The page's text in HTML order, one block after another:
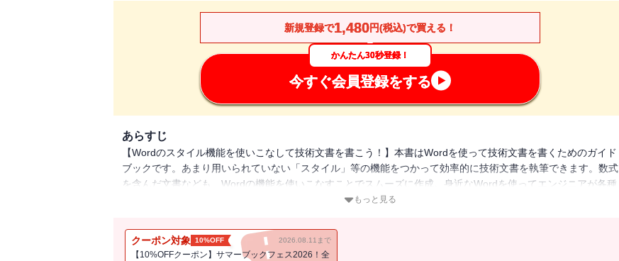
新規登録で1,480円(税込)で買える！
かんたん30秒登録！
今すぐ会員登録をする
あらすじ
【Wordのスタイル機能を使いこなして技術文書を書こう！】本書はWordを使って技術文書を書くためのガイド
ブックです。あまり用いられていない「スタイル」等の機能をつかって効率的に技術文書を執筆できます。数式
を含んだ文書なども、Wordの機能を使いこなすことでスムーズに作成。身近なWordを使ってエンジニアが各種
論文・技術文書を作成するために必携の１冊です。【目次】第1章 Wordの基本第2章 下準備第3章 文書デザイン
成第10章 ページ番号，ヘッダーおよびフッター第11章 チュートリアル：学会講演論文テンプレートの改善第12
章 Wordをさらに使いこなすために
もっと見る
クーポン対象 10%OFF 2026.08.11まで
【10%OFFクーポン】サマーブックフェス2026！全